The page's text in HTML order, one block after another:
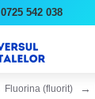
0725 542 038
Fluorina (fluorit)